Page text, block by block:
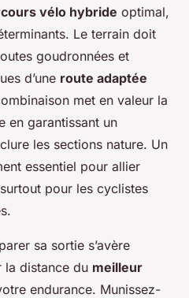
vélo hybride optimal,
Le terrain doit
goudronnées et
d’une route adaptée
met en valeur la
en garantissant un
les sections nature. Un
essentiel pour allier
pour les cyclistes
sa sortie s’avère
la distance du meilleur
endurance. Munissez-